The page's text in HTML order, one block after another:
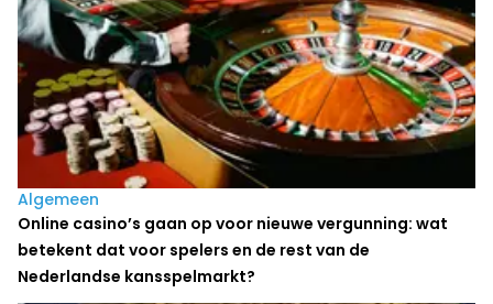
Algemeen
Online casino’s gaan op voor nieuwe vergunning: wat
betekent dat voor spelers en de rest van de
Nederlandse kansspelmarkt?